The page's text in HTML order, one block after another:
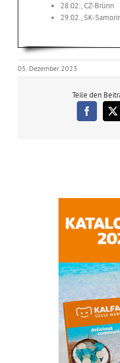
28.02., CZ-Brünn
29.02., SK-
05. Dezember 2023
Teile den
Facebook
X